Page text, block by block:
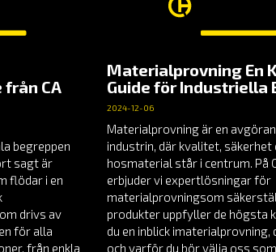
CA
begreppen
sagt är
flödar i en
drivs av
för alla
från enkla
Materialprovning En
Guide för Industriella
2024-12-06
Materialprovning är en
industrin, där kvalitet, säkerhet
hosmaterial står i centrum. På
erbjuder vi expertlösningar för
materialprovningsom
produkter uppfyller de högsta
du en inblick
och varför du bör välja oss